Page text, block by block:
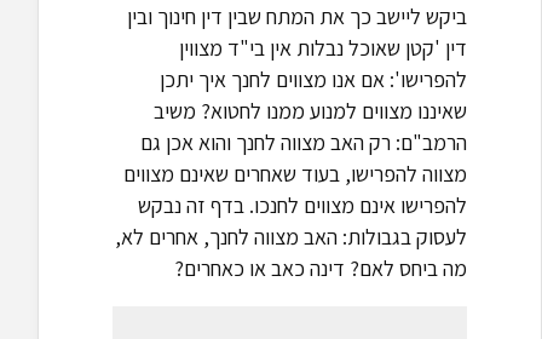
ביקש ליישב כך את המתח שבין דין חינוך ובין
דין 'קטן שאוכל נבלות אין בי"ד מצווין
להפרישו': אם אנו מצווים לחנך איך יתכן
שאיננו מצווים למנוע ממנו לחטוא? משיב
הרמב"ם: רק האב מצווה לחנך והוא אכן גם
מצווה להפרישו, בעוד שאחרים שאינם מצווים
להפרישו אינם מצווים לחנכו. בדף זה נבקש
לעסוק בגבולות: האב מצווה לחנך, אחרים לא,
מה ביחס לאם? דינה כאב או כאחרים?